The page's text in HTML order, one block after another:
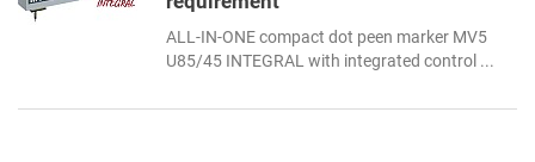
ALL-IN-ONE compact dot peen marker MV5
U85/45 INTEGRAL with integrated control ...